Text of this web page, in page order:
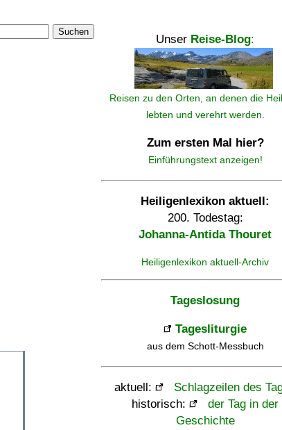
Suchen
Unser Reise-Blog:
Reisen zu den Orten, an denen die
lebten und verehrt werden.
Zum ersten Mal hier?
Einführungstext anzeigen!
Heiligenlexikon aktuell:
200. Todestag:
Johanna-Antida Thouret
Heiligenlexikon aktuell-Archiv
Tageslosung
Tagesliturgie
aus dem Schott-Messbuch
aktuell:
Schlagzeilen des
historisch:
der Tag in der
Geschichte